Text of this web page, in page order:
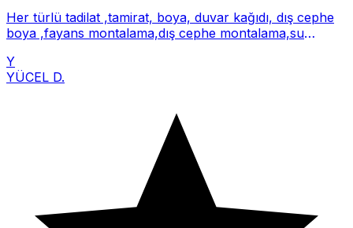
Her türlü tadilat ,tamirat, boya, duvar kağıdı, dış cephe
boya ,fayans montalama,dış cephe montalama,su
Y
YÜCEL D.